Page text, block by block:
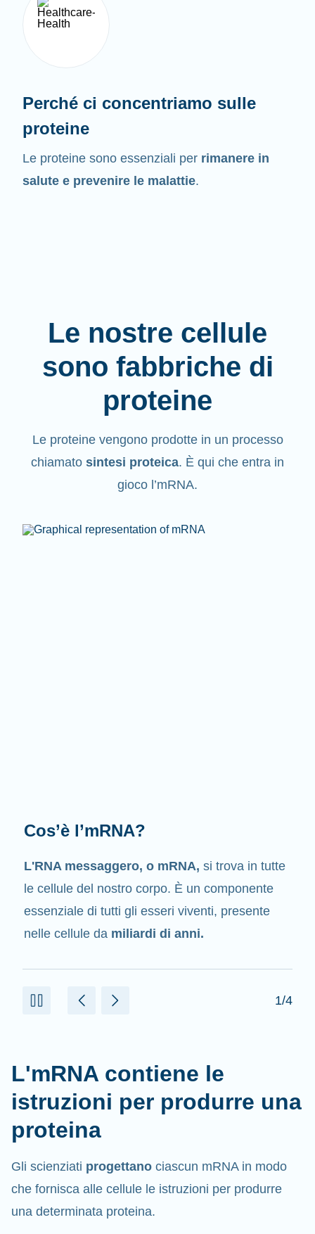
Perché ci concentriamo sulle
proteine
Le proteine sono essenziali per rimanere in
salute e prevenire le malattie.
Le nostre cellule
sono fabbriche di
proteine
Le proteine vengono prodottein un processo
chiamato sintesi proteica. È qui che entra in
gioco l’mRNA.
Cosa fa l'mRNA?
Come suggerisce il nome stesso, l’mRNA è un
messaggero. Interagisce con altri componenti
delle cellule, i quali intervengono nella sintesi
delle proteine.
2/4
L'mRNA contiene le
istruzioni per produrre una
proteina
Gli scienziati progettano ciascun mRNA in modo
che fornisca alle cellule le istruzioni per produrre
una determinata proteina.